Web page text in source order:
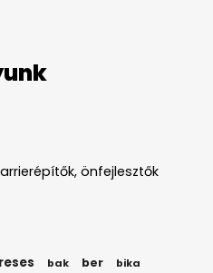
önfejlesztők
bak ber bika